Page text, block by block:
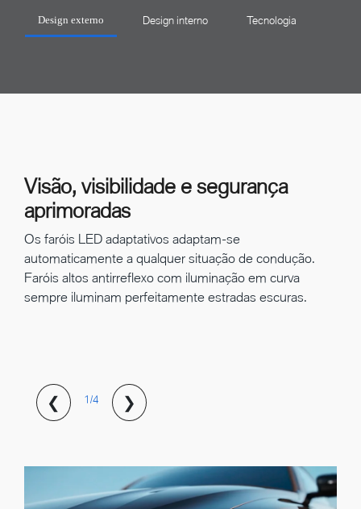
Design externo Design interno Tecnologia
Visão, visibilidade e segurança
aprimoradas
Os faróis LED adaptativos adaptam-se
automaticamente a qualquer situação de condução.
Faróis altos antirreflexo com iluminação em curva
sempre iluminam perfeitamente estradas escuras.
❮ 1/4 ❯